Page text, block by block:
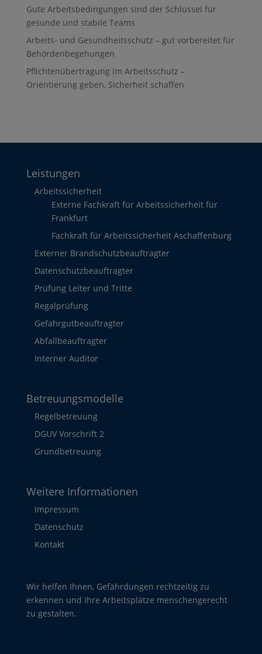
Gute Arbeitsbedingungen sind der Schlüssel für
gesunde und stabile Teams
Arbeits- und Gesundheitsschutz – gut vorbereitet für
Behördenbegehungen
Pflichtenübertragung im Arbeitsschutz –
Orientierung geben, Sicherheit schaffen
Leistungen
Arbeitssicherheit
Externe Fachkraft für Arbeitssicherheit für
Frankfurt
Fachkraft für Arbeitssicherheit Aschaffenburg
Externer Brandschutzbeauftragter
Datenschutzbeauftragter
Prüfung Leiter und Tritte
Regalprüfung
Gefahrgutbeauftragter
Abfallbeauftragter
Interner Auditor
Betreuungsmodelle
Regelbetreuung
DGUV Vorschrift 2
Grundbetreuung
Weitere Informationen
Impressum
Datenschutz
Kontakt
Wir helfen Ihnen, Gefährdungen rechtzeitig zu
erkennen und Ihre Arbeitsplätze menschengerecht
zu gestalten.